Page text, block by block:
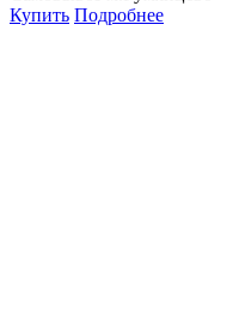
Купить Подробнее